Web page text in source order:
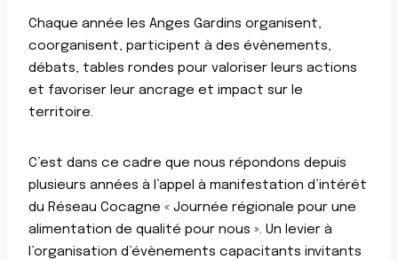
Chaque année les Anges Gardins organisent,
coorganisent, participent à des évènements,
débats, tables rondes pour valoriser leurs actions
et favoriser leur ancrage et impact sur le
territoire.
C’est dans ce cadre que nous répondons depuis
plusieurs années à l’appel à manifestation d’intérêt
du Réseau Cocagne « Journée régionale pour une
alimentation de qualité pour nous ». Un levier à
l’organisation d’évènements capacitants invitants